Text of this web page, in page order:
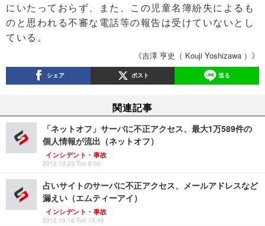
にいたっておらず、また、この児童名簿紛失によるも
のと思われる不審な電話等の報告は受けていないとし
ている。
《吉澤 亨史（ Kouji Yoshizawa ）》
シェア ポスト 送る
関連記事
「ネットオフ」サーバに不正アクセス、最大1万589件の
個人情報が流出（ネットオフ）
インシデント・事故
2012.10.23 Tue 8:00
占いサイトのサーバに不正アクセス、メールアドレスなど
漏えい（エムティーアイ）
インシデント・事故
2012.10.16 Tue 15:48